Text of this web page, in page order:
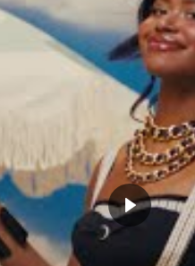
à Bill
Change l’histoire
et Larry Bird sur
nouveau mode de
août 19, 2022
Dans "Actualités"
LARRY BIRD MICHAEL JORDAN